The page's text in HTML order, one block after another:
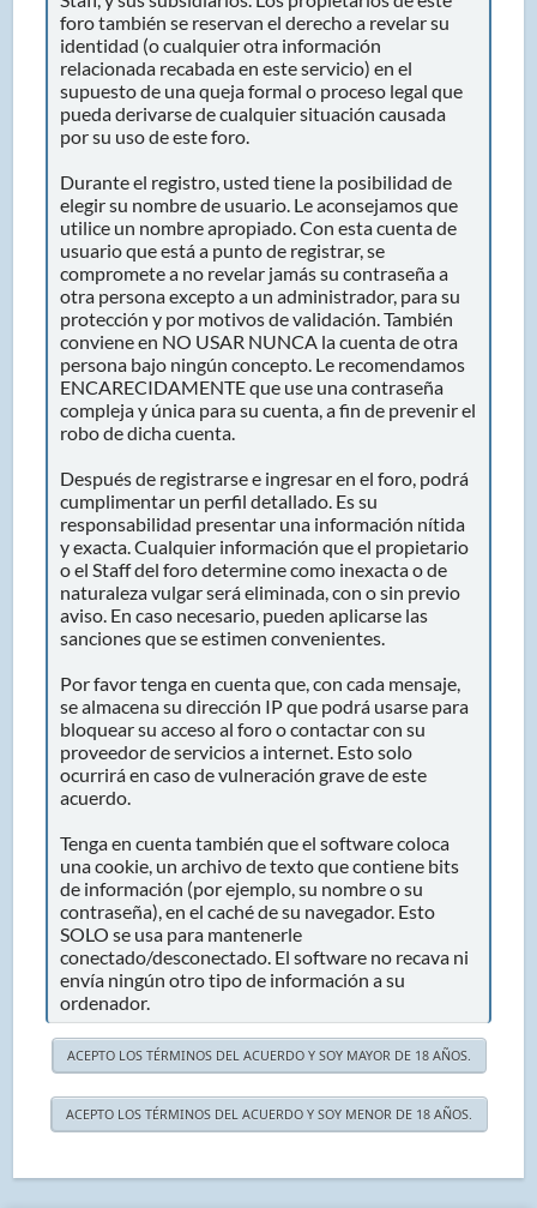
foro también se reservan el derecho a revelar su
identidad (o cualquier otra información
relacionada recabada en este servicio) en el
supuesto de una queja formal o proceso legal que
pueda derivarse de cualquier situación causada
por su uso de este foro.
Durante el registro, usted tiene la posibilidad de
elegir su nombre de usuario. Le aconsejamos que
utilice un nombre apropiado. Con esta cuenta de
usuario que está a punto de registrar, se
compromete a no revelar jamás su contraseña a
otra persona excepto a un administrador, para su
protección y por motivos de validación. También
conviene en NO USAR NUNCA la cuenta de otra
persona bajo ningún concepto. Le recomendamos
ENCARECIDAMENTE que use una contraseña
compleja y única para su cuenta, a fin de prevenir el
robo de dicha cuenta.
Después de registrarse e ingresar en el foro, podrá
cumplimentar un perfil detallado. Es su
responsabilidad presentar una información nítida
y exacta. Cualquier información que el propietario
o el Staff del foro determine como inexacta o de
naturaleza vulgar será eliminada, con o sin previo
aviso. En caso necesario, pueden aplicarse las
sanciones que se estimen convenientes.
Por favor tenga en cuenta que, con cada mensaje,
se almacena su dirección IP que podrá usarse para
bloquear su acceso al foro o contactar con su
proveedor de servicios a internet. Esto solo
ocurrirá en caso de vulneración grave de este
acuerdo.
Tenga en cuenta también que el software coloca
una cookie, un archivo de texto que contiene bits
de información (por ejemplo, su nombre o su
contraseña), en el caché de su navegador. Esto
SOLO se usa para mantenerle
conectado/desconectado. El software no recava ni
envía ningún otro tipo de información a su
ordenador.